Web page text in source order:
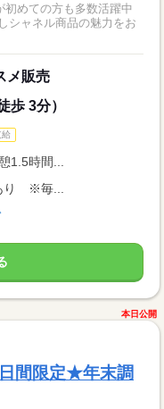
初めての方も多数活躍中
シャネル商品の魅力をお
メ販売
歩 3分）
給
1.5時間...
り ※毎...
本日公開
間限定★年末調